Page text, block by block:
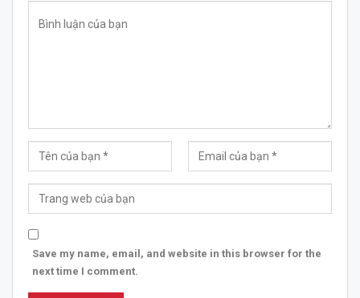
Save my name, email, and website in this browser for the
next time I comment.